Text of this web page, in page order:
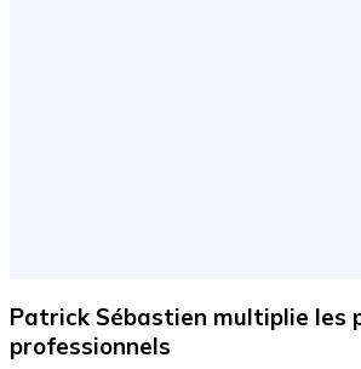
Patrick Sébastien multiplie les
professionnels